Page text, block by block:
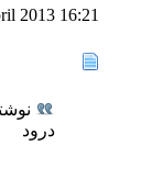
2013 16:21
درود